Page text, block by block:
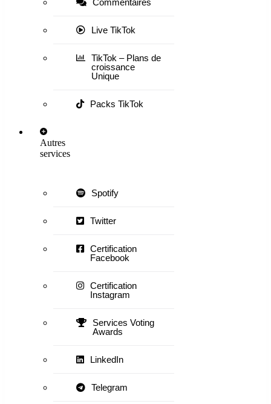
Live TikTok
TikTok – Plans de
croissance
Unique
Packs TikTok
Autres
services
Spotify
Twitter
Certification
Facebook
Certification
Instagram
Services Voting
Awards
LinkedIn
Telegram